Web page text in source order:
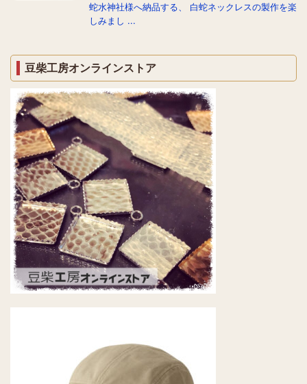
蛇水神社様へ納品する、 白蛇ネックレスの製作を楽
しみまし ...
豆柴工房オンラインストア